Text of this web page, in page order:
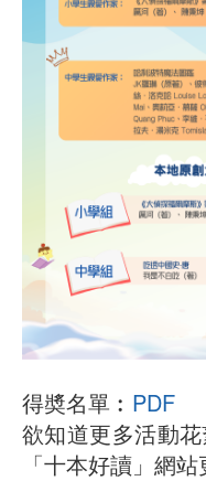
得奬名單︰ PDF
欲知道更多活動
「十本好讀」網站